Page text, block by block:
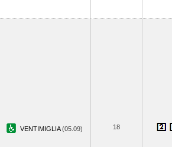
VENTIMIGLIA(05.09) 18